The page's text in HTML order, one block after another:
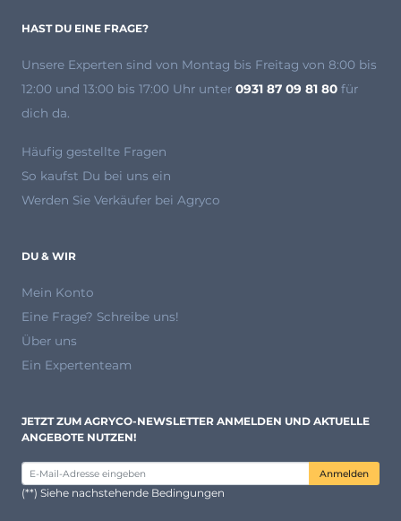
HAST DU EINE FRAGE?
Unsere Experten sind von Montag bis Freitag von 8:00 bis
12:00 und 13:00 bis 17:00 Uhr unter 0931 87 09 81 80 für
dich da.
Häufig gestellte Fragen
So kaufst Du bei uns ein
Werden Sie Verkäufer bei Agryco
DU & WIR
Mein Konto
Eine Frage? Schreibe uns!
Über uns
Ein Expertenteam
JETZT ZUM AGRYCO-NEWSLETTER ANMELDEN UND AKTUELLE
ANGEBOTE NUTZEN!
Anmelden
(**) Siehe nachstehende Bedingungen